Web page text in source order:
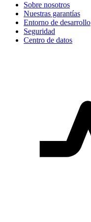
Sobre nosotros
Nuestras garantías
Entorno de desarrollo
Seguridad
Centro de datos